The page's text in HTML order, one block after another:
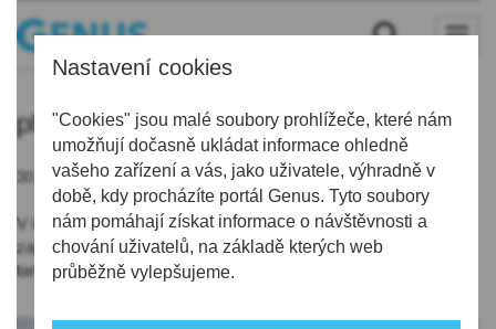
Nastavení cookies
"Cookies" jsou malé soubory prohlížeče, které nám
umožňují dočasně ukládat informace ohledně
vašeho zařízení a vás, jako uživatele, výhradně v
době, kdy procházíte portál Genus. Tyto soubory
nám pomáhají získat informace o návštěvnosti a
chování uživatelů, na základě kterých web
průběžně vylepšujeme.
phm
30.11.2019 | 12:39
V kraji se ceny PHM drží pod celostátním průměrem. Nejméně
zaplatí za plnou nádrž motoristé na Českolipsku. Litr benzinu
tam prodávají v průměru za 31,61 Kč.